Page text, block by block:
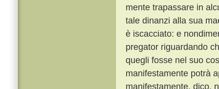
mente trapassare in
tale dinanzi alla sua
è iscacciato: e
pregator riguardando
quegli fosse nel suo
manifestamente potrà
manifestamente, dico,